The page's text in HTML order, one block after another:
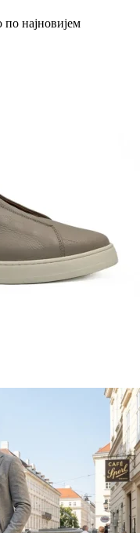
најновијем